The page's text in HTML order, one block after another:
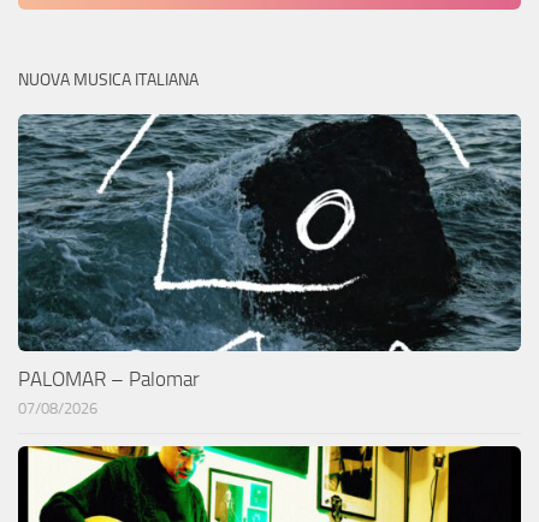
NUOVA MUSICA ITALIANA
PALOMAR – Palomar
07/08/2026